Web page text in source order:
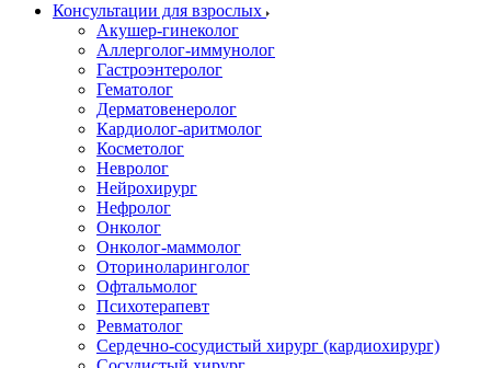
Консультации для взрослых
Акушер-гинеколог
Аллерголог-иммунолог
Гастроэнтеролог
Гематолог
Дерматовенеролог
Кардиолог-аритмолог
Косметолог
Невролог
Нейрохирург
Нефролог
Онколог
Онколог-маммолог
Оториноларинголог
Офтальмолог
Психотерапевт
Ревматолог
Сердечно-сосудистый хирург (кардиохирург)